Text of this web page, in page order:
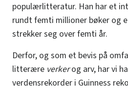
populærlitteratur. Han har et
rundt femti millioner bøker og
strekker seg over femti år.
Derfor, og som et bevis på
litterære verkerog arv, har vi
verdensrekorder i Guinness